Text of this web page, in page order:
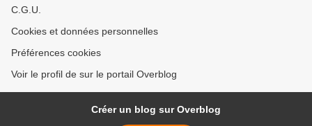
C.G.U.
Cookies et données personnelles
Préférences cookies
Voir le profil de sur le portail Overblog
Créer un blog sur Overblog